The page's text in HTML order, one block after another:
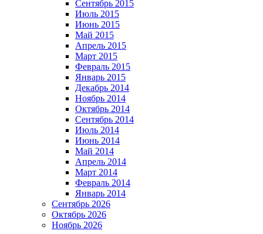
Сентябрь 2015
Июль 2015
Июнь 2015
Май 2015
Апрель 2015
Март 2015
Февраль 2015
Январь 2015
Декабрь 2014
Ноябрь 2014
Октябрь 2014
Сентябрь 2014
Июль 2014
Июнь 2014
Май 2014
Апрель 2014
Март 2014
Февраль 2014
Январь 2014
Сентябрь 2026
Октябрь 2026
Ноябрь 2026